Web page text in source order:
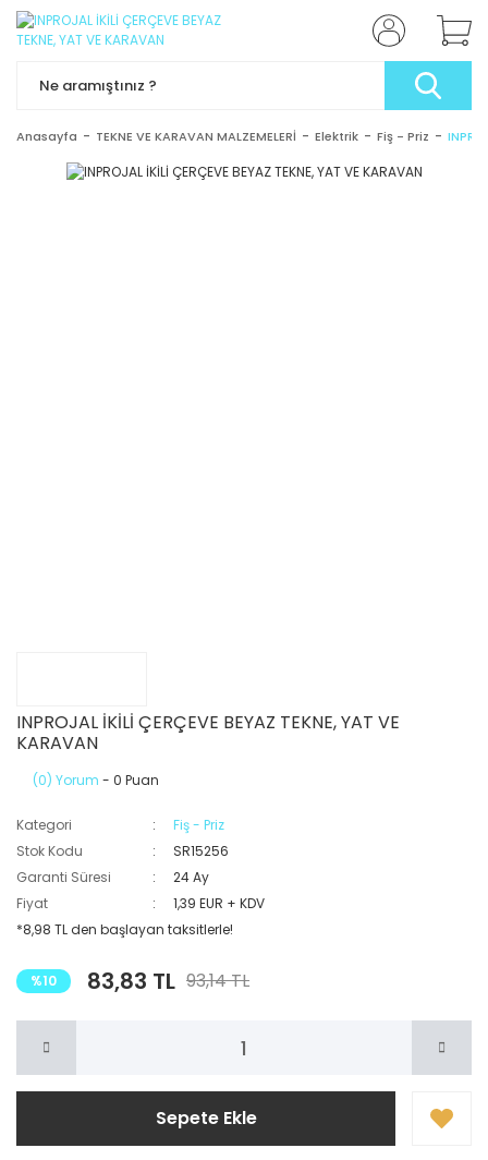
Anasayfa TEKNE VE KARAVAN MALZEMELERİ Elektrik Fiş - Priz
INPROJAL İKİLİ ÇERÇEVE BEYAZ TEKNE, YAT VE
KARAVAN
(0) Yorum - 0 Puan
Kategori
Fiş - Priz
Stok Kodu
SR15256
Garanti Süresi
24 Ay
Fiyat
1,39 EUR + KDV
*8,98 TL den başlayan taksitlerle!
%10 83,83 TL 93,14 TL
Sepete Ekle